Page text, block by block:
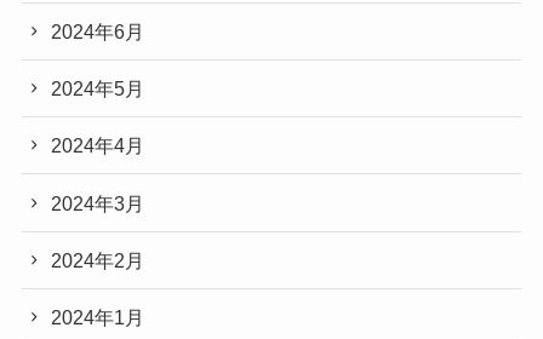
2024年6月
2024年5月
2024年4月
2024年3月
2024年2月
2024年1月